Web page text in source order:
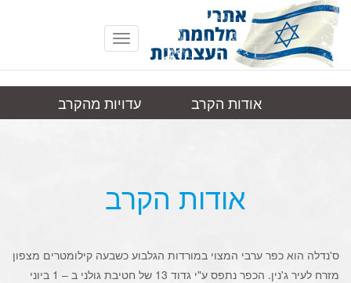
Toggle
navigation
סנדלה
אודות הקרב
עדויות מהקרב
אודות הקרב
ס'נדלה הוא כפר ערבי המצוי במורדות הגלבוע כשבעה קילומטרים מצפון
מזרח לעיר ג'נין. הכפר נתפס ע"י גדוד 13 של חטיבת גולני ב – 1 ביוני